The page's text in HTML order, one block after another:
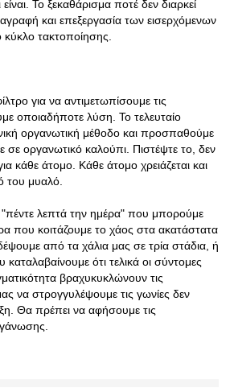
Το ξεκαθάρισμα ποτέ δεν διαρκεί
και επεξεργασία των εισερχόμενων
τακτοποίησης.
για να αντιμετωπίσουμε τις
οποιαδήποτε λύση. Το τελευταίο
οργανωτική μέθοδο και προσπαθούμε
οργανωτικό καλούπι. Πιστέψτε το, δεν
κάθε άτομο. Κάθε άτομο χρειάζεται και
του μυαλό.
"πέντε λεπτά την ημέρα" που μπορούμε
που κοιτάζουμε το χάος στα ακατάστατα
από τα χάλια μας σε τρία στάδια, ή
ότι τελικά οι σύντομες
βραχυκυκλώνουν τις
να στρογγυλέψουμε τις γωνίες δεν
Θα πρέπει να αφήσουμε τις